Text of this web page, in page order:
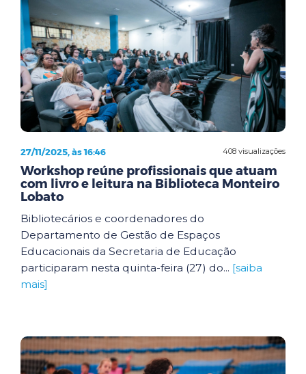
408 visualizações
27/11/2025, às 16:46
Workshop reúne profissionais que atuam
com livro e leitura na Biblioteca Monteiro
Lobato
Bibliotecários e coordenadores do
Departamento de Gestão de Espaços
Educacionais da Secretaria de Educação
participaram nesta quinta-feira (27) do... [saiba
mais]